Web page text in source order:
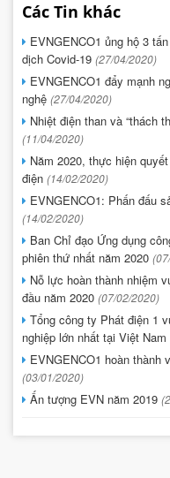
Các Tin khác
EVNGENCO1 ủng hộ 3
dịch Covid-19 (27/04/2020)
EVNGENCO1 đẩy mạnh
nghệ (27/04/2020)
Nhiệt điện than và “thách
(11/04/2020)
Năm 2020, thực hiện
điện (14/02/2020)
EVNGENCO1: Phấn đấu
(14/02/2020)
Ban Chỉ đạo Ứng dụng
phiên thứ nhất năm 2020
Nỗ lực hoàn thành nhiệm
đầu năm 2020 (07/02/2020)
Tổng công ty Phát điện 1
nghiệp lớn nhất tại Việt Nam
EVNGENCO1 hoàn thành
(03/01/2020)
Ấn tượng EVN năm 2019